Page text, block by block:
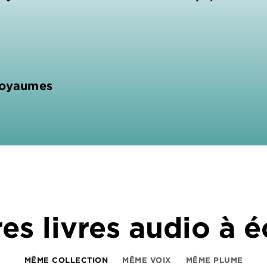
livres audio à
MÊME COLLECTION MÊME VOIX MÊME PLUME